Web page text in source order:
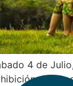
4 de
donde